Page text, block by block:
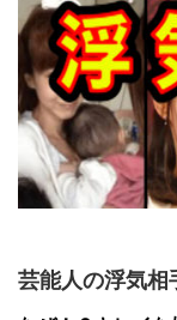
芸能人の浮気